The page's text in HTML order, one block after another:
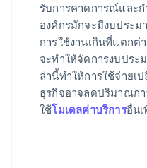
รับการคาดการณ์และ
องค์กรมักจะมีงบประม
การใช้งานเกินที่แตกต่
จะทําให้จัดการงบประ
ล่านี้ทําให้การใช้จ่ายเ
ธุรกิจอาจลดปริมาณกา
ใช้โมเดลค่าบริการอื่น